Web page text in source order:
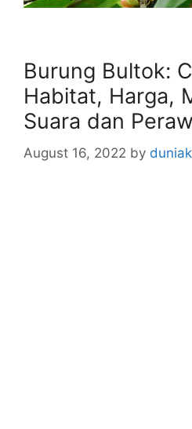
Burung Bultok:
Habitat, Harga,
Suara dan
August 16, 2022 by